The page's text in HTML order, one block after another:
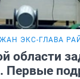
ЭКС-ГЛАВА
области
Первые